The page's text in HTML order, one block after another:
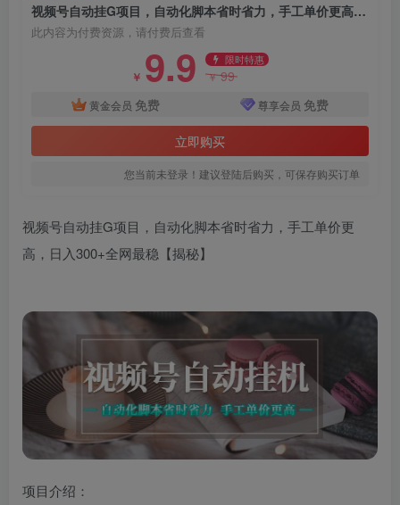
视频号自动挂G项目，自动化脚本省时省力，手工单价更高，日入300+全网最稳【揭秘】
此内容为付费资源，请付费后查看
￥ 9.9 限时特惠
￥99
黄金会员 免费 尊享会员 免费
立即购买
您当前未登录！建议登陆后购买，可保存购买订单
视频号自动挂G项目，自动化脚本省时省力，手工单价更
高，日入300+全网最稳【揭秘】
项目介绍：